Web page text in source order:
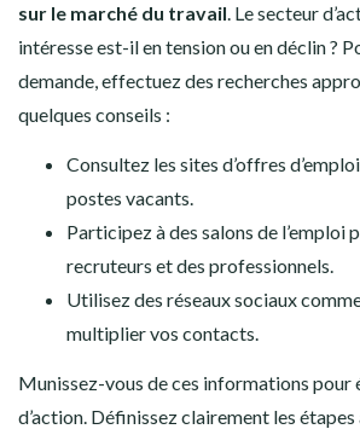
sur le marché du travail. Le secteur
intéresse est-il en tension ou en déclin ?
demande, effectuez des recherches
quelques conseils :
Consultez les sites d’offres
postes vacants.
Participez à des salons de l’emploi
recruteurs et des professionnels.
Utilisez des réseaux sociaux
multiplier vos contacts.
Munissez-vous de ces informations pour
d’action. Définissez clairement les